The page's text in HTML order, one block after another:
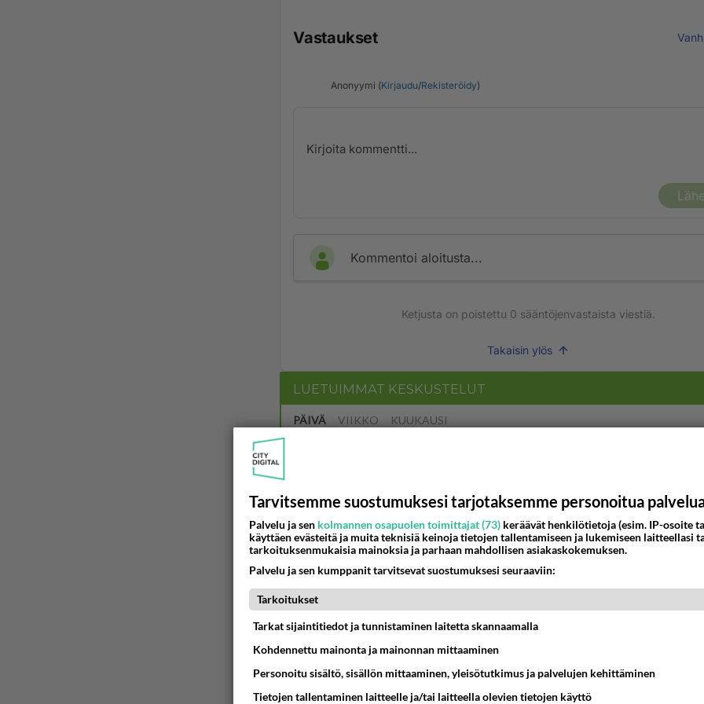
Vastaukset
Anonyymi (Kirjaudu/Rekisteröidy)
Kommentoi aloitusta...
Ketjusta on poistettu 0 sääntöjenvastaista viestiä.
Takaisin ylös
LUETUIMMAT KESKUSTELUT
PÄIVÄ VIIKKO KUUKAUSI
Tiesitkö? Martina Aitolehden isäpuoli on tämä suosittu laulaja
05.08.2026 07:23
Kotimaiset julkkisjuorut
Jos SDP ei voita reilusti, persut kumoavat demokratian
06.08.2026 09:02
Maailman menoa
Mitä töitä kaivattusi on tehnyt?
05.08.2026 13:25
Ikävä
Tarvitsemme suostumuksesi tarjotaksemme personoitua
Palvelu ja sen kolmannen osapuolen toimittajat (73) keräävät henkilötietoja (esim. IP-osoite
käyttäen evästeitä ja muita teknisiä keinoja tietojen tallentamiseen ja lukemiseen laitteellasi
tarkoituksenmukaisia mainoksia ja parhaan mahdollisen asiakaskokemuksen.
Palvelu ja sen kumppanit tarvitsevat suostumuksesi seuraaviin:
Tarkoitukset
Tarkat sijaintitiedot ja tunnistaminen laitetta skannaamalla
Kohdennettu mainonta ja mainonnan mittaaminen
Personoitu sisältö, sisällön mittaaminen, yleisötutkimus ja palvelujen kehittäminen
Tietojen tallentaminen laitteelle ja/tai laitteella olevien tietojen käyttö